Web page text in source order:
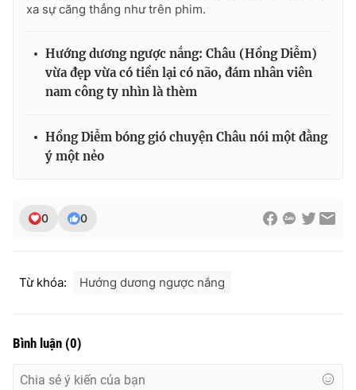
xa sự căng thẳng như trên phim.
Hướng dương ngược nắng: Châu (Hồng Diễm)
vừa đẹp vừa có tiền lại có não, đám nhân viên
nam công ty nhìn là thèm
Hồng Diễm bóng gió chuyện Châu nói một đằng
ý một nẻo
0 0
Từ khóa: Hướng dương ngược nắng
Bình luận (0)